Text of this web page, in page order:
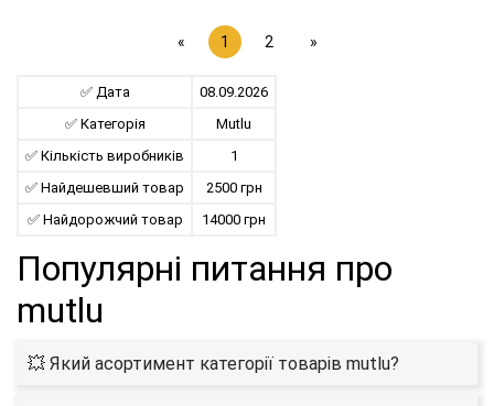
« 1 2 »
✅ Дата
08.09.2026
✅ Категорія
Mutlu
✅ Кількість виробників
1
✅ Найдешевший товар
2500 грн
✅ Найдорожчий товар
14000 грн
Популярні питання про
mutlu
💥 Який асортимент категорії товарів mutlu?